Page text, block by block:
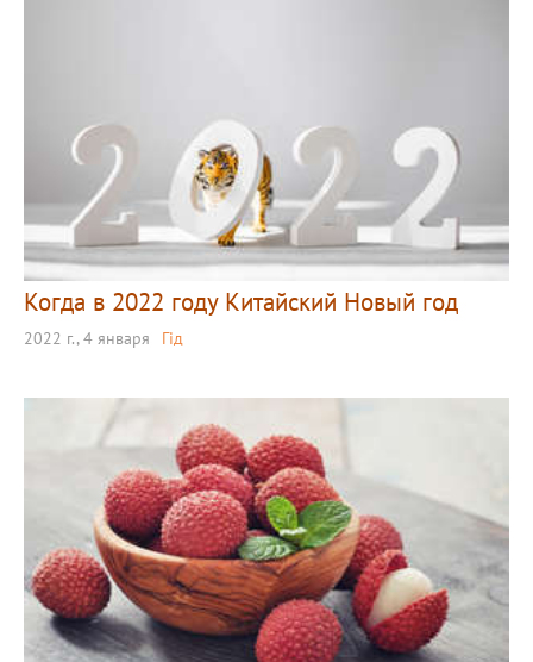
Когда в 2022 году Китайский Новый год
2022 г., 4 января Гід